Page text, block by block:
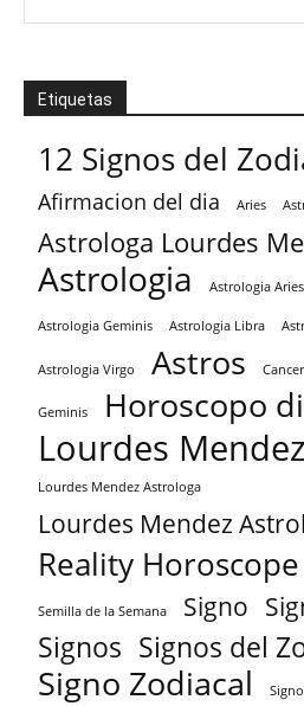
Etiquetas
12 Signos del
Afirmacion del dia Aries
Astrologa Lourdes
Astrologia Astrologia Aries
Astrologia Geminis Astrologia Libra
Astrologia Virgo Astros Cancer
Geminis Horoscopo
Lourdes Mendez
Lourdes Mendez Astrologa
Lourdes Mendez
Reality Horoscope
Semilla de la Semana Signo
Signos Signos del
Signo Zodiacal